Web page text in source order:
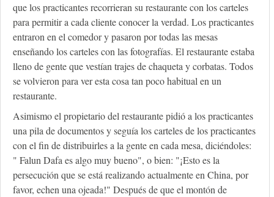
que los practicantes recorrieran su restaurante con los carteles
para permitir a cada cliente conocer la verdad. Los practicantes
entraron en el comedor y pasaron por todas las mesas
enseñando los carteles con las fotografías. El restaurante estaba
lleno de gente que vestían trajes de chaqueta y corbatas. Todos
se volvieron para ver esta cosa tan poco habitual en un
restaurante.
Asimismo el propietario del restaurante pidió a los practicantes
una pila de documentos y seguía los carteles de los practicantes
con el fin de distribuirles a la gente en cada mesa, diciéndoles:
" Falun Dafa es algo muy bueno", o bien: "¡Esto es la
persecución que se está realizando actualmente en China, por
favor, echen una ojeada!" Después de que el montón de